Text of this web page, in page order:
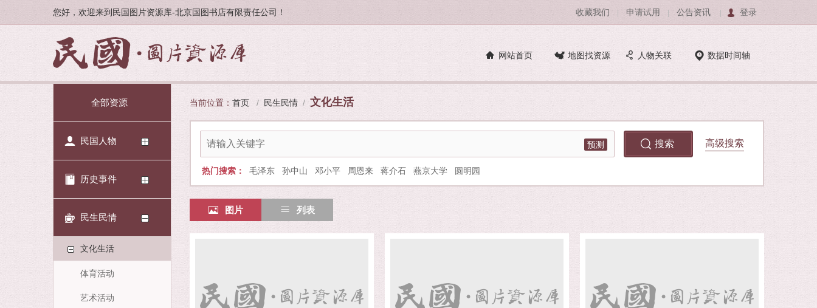
您好，欢迎来到民国图片资源库-北京国图书店有限责任公司！ 收藏我们 申请试用 公告资讯 登录
网站首页 地图找资源 人物关联 数据时间轴
全部资源
民国人物
历史事件
民生民情
文化生活
体育活动
艺术活动
当前位置： 首页 / 民生民情 / 文化生活
预测 高级搜索
热门搜索： 毛泽东 孙中山 邓小平 周恩来 蒋介石 燕京大学 圆明园
图片 列表